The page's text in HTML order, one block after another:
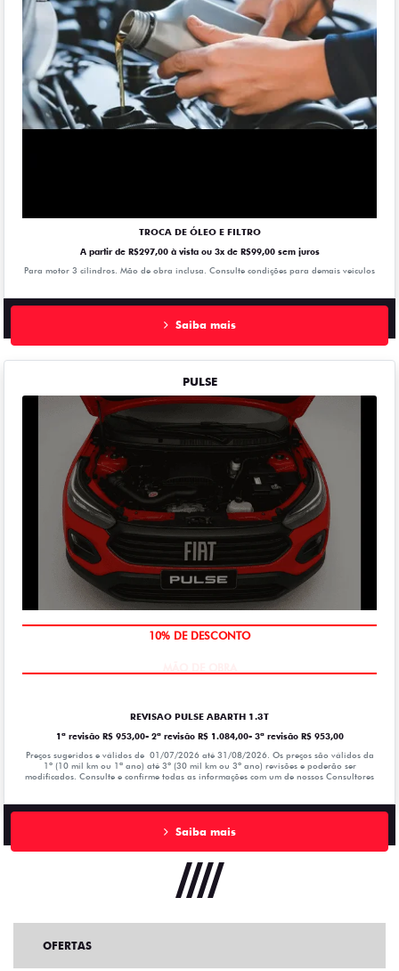
TROCA DE ÓLEO E FILTRO
A partir de R$297,00 à vista ou 3x de R$99,00 sem juros
Para motor 3 cilindros. Mão de obra inclusa. Consulte condições para demais veiculos
Saiba mais
PULSE
MÃO DE OBRA
REVISAO PULSE ABARTH 1.3T
1ª revisão R$ 953,00- 2ª revisão R$ 1.084,00- 3ª revisão R$ 953,00
Preços sugeridos e válidos de 01/07/2026 até 31/08/2026. Os preços são válidos da
1º (10 mil km ou 1ª ano) até 3º (30 mil km ou 3º ano) revisões e poderão ser
modificados. Consulte e confirme todas as informações com um de nossos Consultores
Saiba mais
OFERTAS